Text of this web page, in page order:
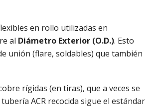
en rollo utilizadas en
al Diámetro Exterior (O.D.). Esto
unión (flare, soldables) que también
rígidas (en tiras), que a veces se
ACR recocida sigue el estándar